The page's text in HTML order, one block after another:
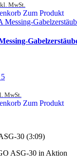
MwSt.
Zum Produkt
MwSt.
Zum Produkt
30 (3:09)
ASG-30 in Aktion